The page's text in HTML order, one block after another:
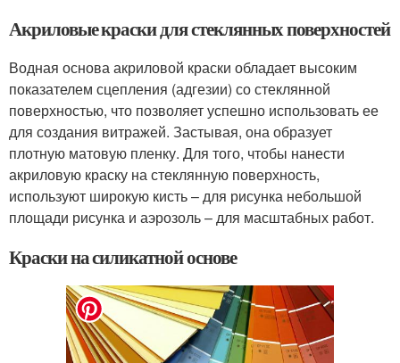
Акриловые краски для стеклянных поверхностей
Водная основа акриловой краски обладает высоким
показателем сцепления (адгезии) со стеклянной
поверхностью, что позволяет успешно использовать ее
для создания витражей. Застывая, она образует
плотную матовую пленку. Для того, чтобы нанести
акриловую краску на стеклянную поверхность,
используют широкую кисть – для рисунка небольшой
площади рисунка и аэрозоль – для масштабных работ.
Краски на силикатной основе